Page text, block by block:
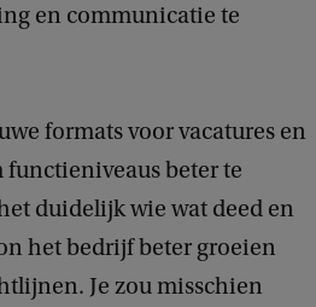
en communicatie te
formats voor vacatures en
functieniveaus beter te
duidelijk wie wat deed en
het bedrijf beter groeien
Je zou misschien